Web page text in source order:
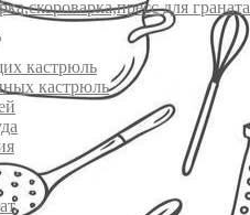
для граната
кастрюль
кастрюль